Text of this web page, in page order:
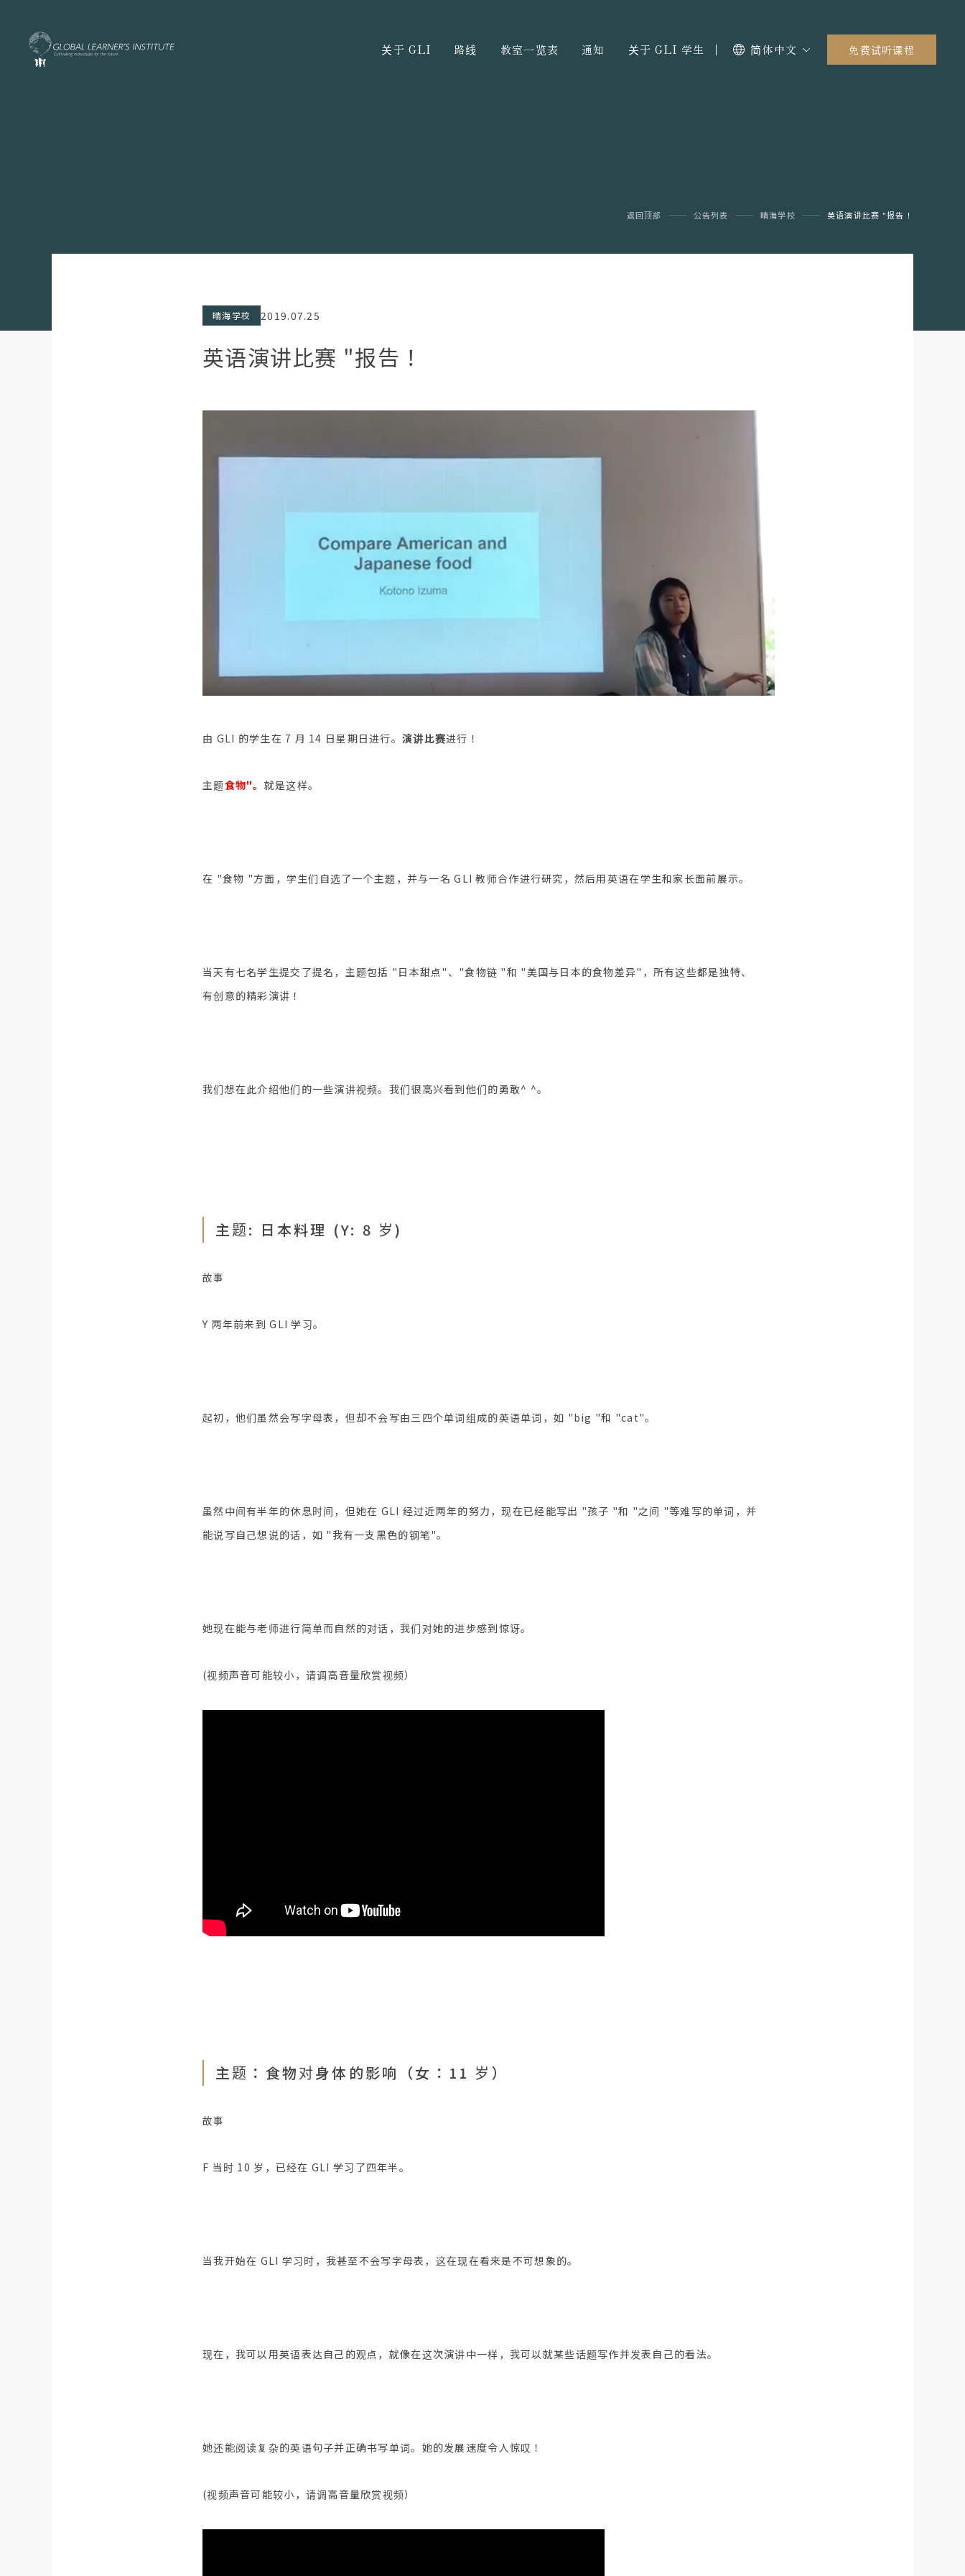
关于 GLI 路线 教室一览表 通知 关于 GLI 学生 简体中文 免费试听课程
返回顶部 公告列表 晴海学校 英语演讲比赛 "报告！
晴海学校 2019.07.25
英语演讲比赛 "报告！
由 GLI 的学生在 7 月 14 日星期日进行。 演讲比赛进行！
主题食物"。 就是这样。
在 "食物 "方面，学生们自选了一个主题，并与一名 GLI 教师合作进行研究，然后用英语在学生和家长面前展示。
当天有七名学生提交了提名，主题包括 "日本甜点"、"食物链 "和 "美国与日本的食物差异"，所有这些都是独特、
有创意的精彩演讲！
我们想在此介绍他们的一些演讲视频。我们很高兴看到他们的勇敢^ ^。
主题: 日本料理 (Y: 8 岁)
故事
Y 两年前来到 GLI 学习。
起初，他们虽然会写字母表，但却不会写由三四个单词组成的英语单词，如 "big "和 "cat"。
虽然中间有半年的休息时间，但她在 GLI 经过近两年的努力，现在已经能写出 "孩子 "和 "之间 "等难写的单词，并
能说写自己想说的话，如 "我有一支黑色的钢笔"。
她现在能与老师进行简单而自然的对话，我们对她的进步感到惊讶。
(视频声音可能较小，请调高音量欣赏视频）
主题：食物对身体的影响（女：11 岁）
故事
F 当时 10 岁，已经在 GLI 学习了四年半。
当我开始在 GLI 学习时，我甚至不会写字母表，这在现在看来是不可想象的。
现在，我可以用英语表达自己的观点，就像在这次演讲中一样，我可以就某些话题写作并发表自己的看法。
她还能阅读复杂的英语句子并正确书写单词。她的发展速度令人惊叹！
(视频声音可能较小，请调高音量欣赏视频）